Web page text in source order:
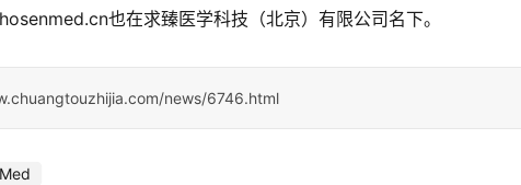
也在求臻医学科技（北京）有限公司名下。
news/6746.html